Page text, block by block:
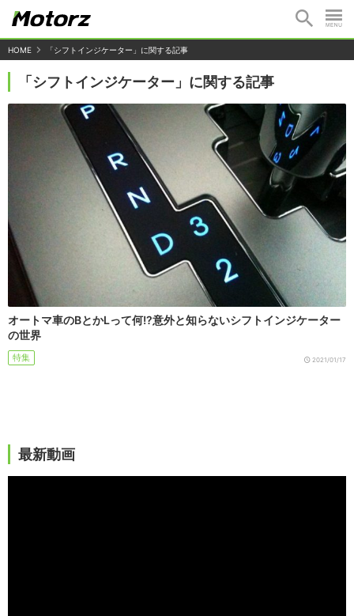
HOME 「シフトインジケーター」に関する記事
「シフトインジケーター」に関する記事
オートマ車のBとかLって何!?意外と知らないシフトインジケーター
の世界
特集 2021/01/17
最新動画